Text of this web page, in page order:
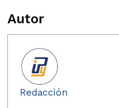
Autor
Redacción